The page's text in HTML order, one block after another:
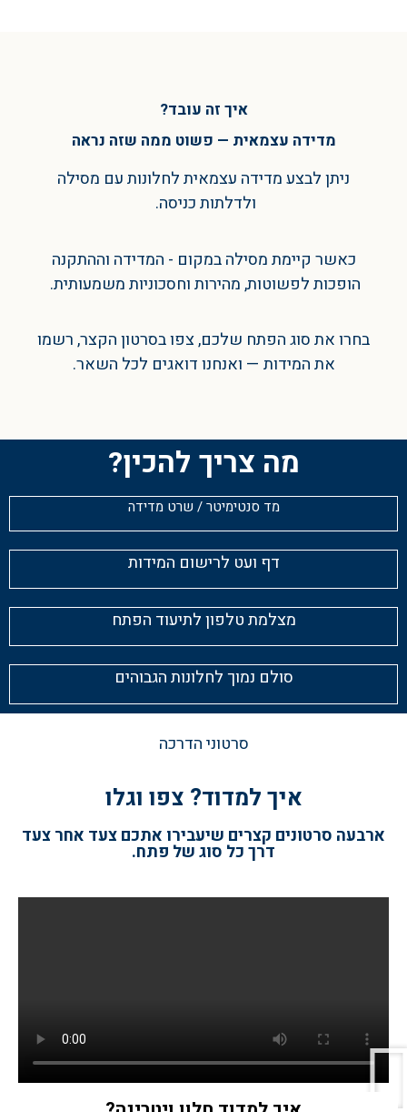
איך זה עובד?
מדידה עצמאית — פשוט ממה שזה נראה
ניתן לבצע מדידה עצמאית לחלונות עם מסילה
ולדלתות כניסה.
כאשר קיימת מסילה במקום - המדידה וההתקנה
הופכות לפשוטות, מהירות וחסכוניות משמעותית.
בחרו את סוג הפתח שלכם, צפו בסרטון הקצר, רשמו
את המידות — ואנחנו דואגים לכל השאר.
מה צריך להכין?
מד סנטימיטר / שרט מדידה
דף ועט לרישום המידות
מצלמת טלפון לתיעוד הפתח
סולם נמוך לחלונות הגבוהים
סרטוני הדרכה
איך למדוד? צפו וגלו
ארבעה סרטונים קצרים שיעבירו אתכם צעד אחר צעד
דרך כל סוג של פתח.